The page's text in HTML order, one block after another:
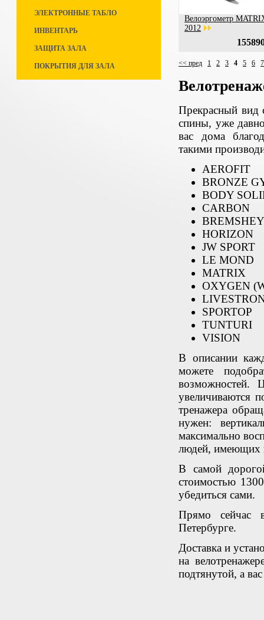
ЭЛЕКТРОННЫЕ ТАБЛО
ИНВЕНТАРЬ
ЗАЩИТА ЗАЛА
ПОКРЫТИЯ ДЛЯ ЗАЛА
Велоэргометр
2012
<< пред 1 2 3 4 5 6 7
Прекрасный вид
спины, уже
вас дома
такими
AEROFIT
BRONZE
BODY
CARBON
BREMSHEY
HORIZON
JW SPORT
LE MOND
MATRIX
OXYGEN
SPORTOP
TUNTURI
VISION
В описании
можете
возможностей.
увеличиваются
тренажера
нужен:
максимально
людей, имеющих
В самой
стоимостью
убедиться сами.
Прямо сейчас
Петербурге.
Доставка и
на
подтянутой, а